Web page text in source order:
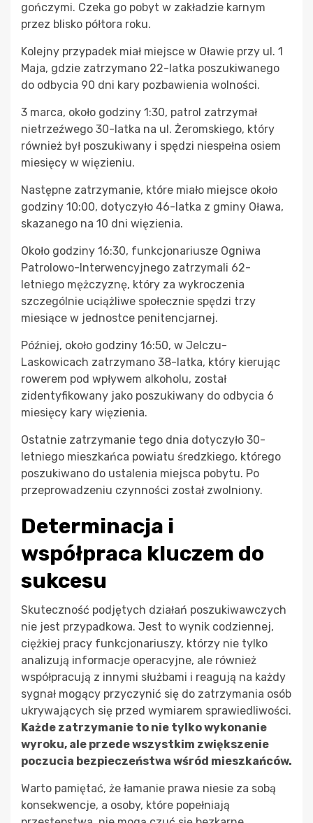
gończymi. Czeka go pobyt w zakładzie karnym
przez blisko półtora roku.
Kolejny przypadek miał miejsce w Oławie przy ul. 1
Maja, gdzie zatrzymano 22-latka poszukiwanego
do odbycia 90 dni kary pozbawienia wolności.
3 marca, około godziny 1:30, patrol zatrzymał
nietrzeźwego 30-latka na ul. Żeromskiego, który
również był poszukiwany i spędzi niespełna osiem
miesięcy w więzieniu.
Następne zatrzymanie, które miało miejsce około
godziny 10:00, dotyczyło 46-latka z gminy Oława,
skazanego na 10 dni więzienia.
Około godziny 16:30, funkcjonariusze Ogniwa
Patrolowo-Interwencyjnego zatrzymali 62-
letniego mężczyznę, który za wykroczenia
szczególnie uciążliwe społecznie spędzi trzy
miesiące w jednostce penitencjarnej.
Później, około godziny 16:50, w Jelczu-
Laskowicach zatrzymano 38-latka, który kierując
rowerem pod wpływem alkoholu, został
zidentyfikowany jako poszukiwany do odbycia 6
miesięcy kary więzienia.
Ostatnie zatrzymanie tego dnia dotyczyło 30-
letniego mieszkańca powiatu średzkiego, którego
poszukiwano do ustalenia miejsca pobytu. Po
przeprowadzeniu czynności został zwolniony.
Determinacja i
współpraca kluczem do
sukcesu
Skuteczność podjętych działań poszukiwawczych
nie jest przypadkowa. Jest to wynik codziennej,
ciężkiej pracy funkcjonariuszy, którzy nie tylko
analizują informacje operacyjne, ale również
współpracują z innymi służbami i reagują na każdy
sygnał mogący przyczynić się do zatrzymania osób
ukrywających się przed wymiarem sprawiedliwości.
Każde zatrzymanie to nie tylko wykonanie
wyroku, ale przede wszystkim zwiększenie
poczucia bezpieczeństwa wśród mieszkańców.
Warto pamiętać, że łamanie prawa niesie za sobą
konsekwencje, a osoby, które popełniają